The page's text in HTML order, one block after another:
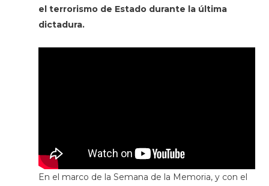
el terrorismo de Estado durante la última
dictadura.
En el marco de la Semana de la Memoria, y con el